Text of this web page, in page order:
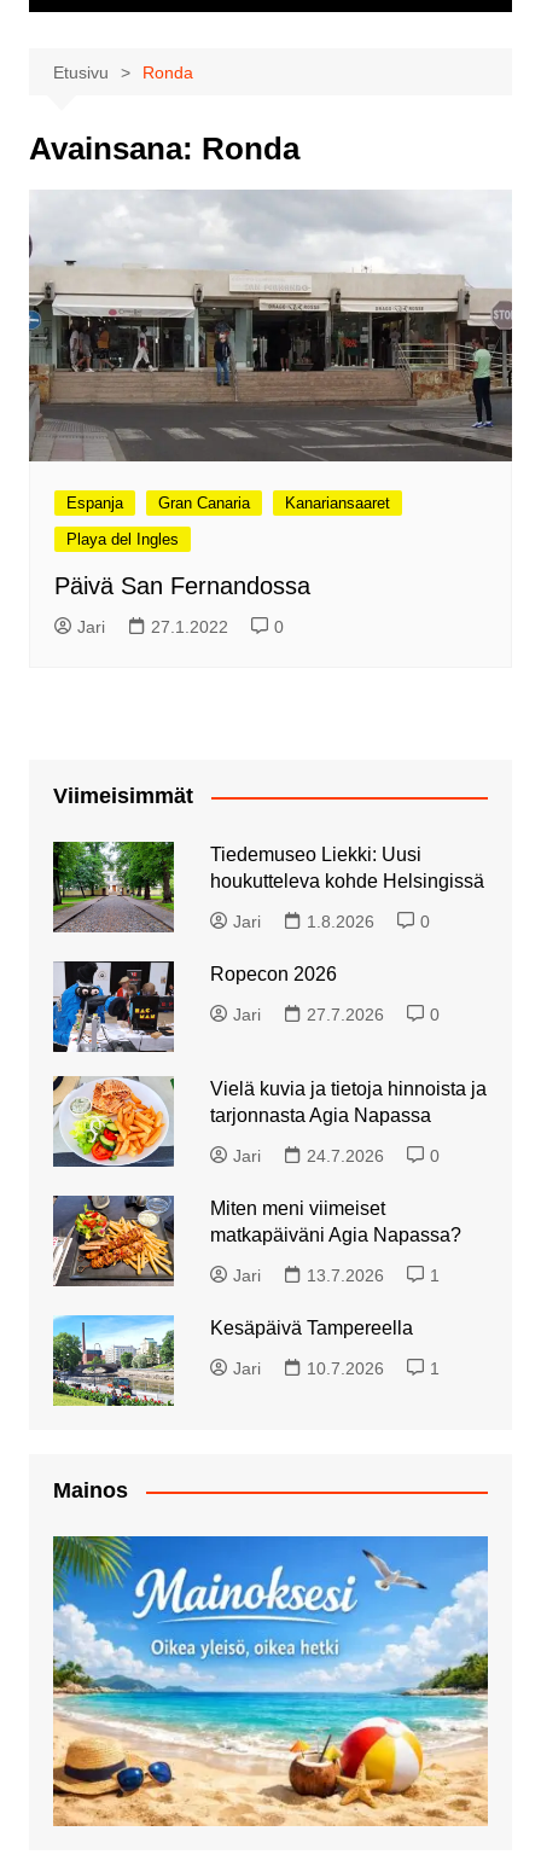
Etusivu Ronda
Avainsana: Ronda
Espanja Gran Canaria
Kanariansaaret
Playa del Ingles
Päivä San Fernandossa
Jari 27.1.2022 0
Viimeisimmät
Tiedemuseo Liekki: Uusi
houkutteleva kohde Helsingissä
Jari 1.8.2026 0
Ropecon 2026
Jari 27.7.2026 0
Vielä kuvia ja tietoja hinnoista ja
tarjonnasta Agia Napassa
Jari 24.7.2026 0
Miten meni viimeiset
matkapäiväni Agia Napassa?
Jari 13.7.2026 1
Kesäpäivä Tampereella
Jari 10.7.2026 1
Mainos